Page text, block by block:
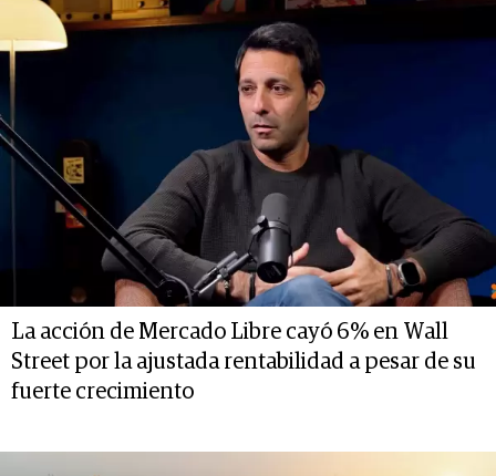
La acción de Mercado Libre cayó 6% en Wall
Street por la ajustada rentabilidad a pesar de su
fuerte crecimiento